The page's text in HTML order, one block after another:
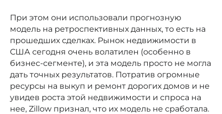
При этом они использовали прогнозную
модель на ретроспективных данных, то есть на
прошедших сделках. Рынок недвижимости в
США сегодня очень волатилен (особенно в
бизнес-сегменте), и эта модель просто не могла
дать точных результатов. Потратив огромные
ресурсы на выкуп и ремонт дорогих домов и не
увидев роста этой недвижимости и спроса на
нее, Zillow признал, что их модель не сработала.